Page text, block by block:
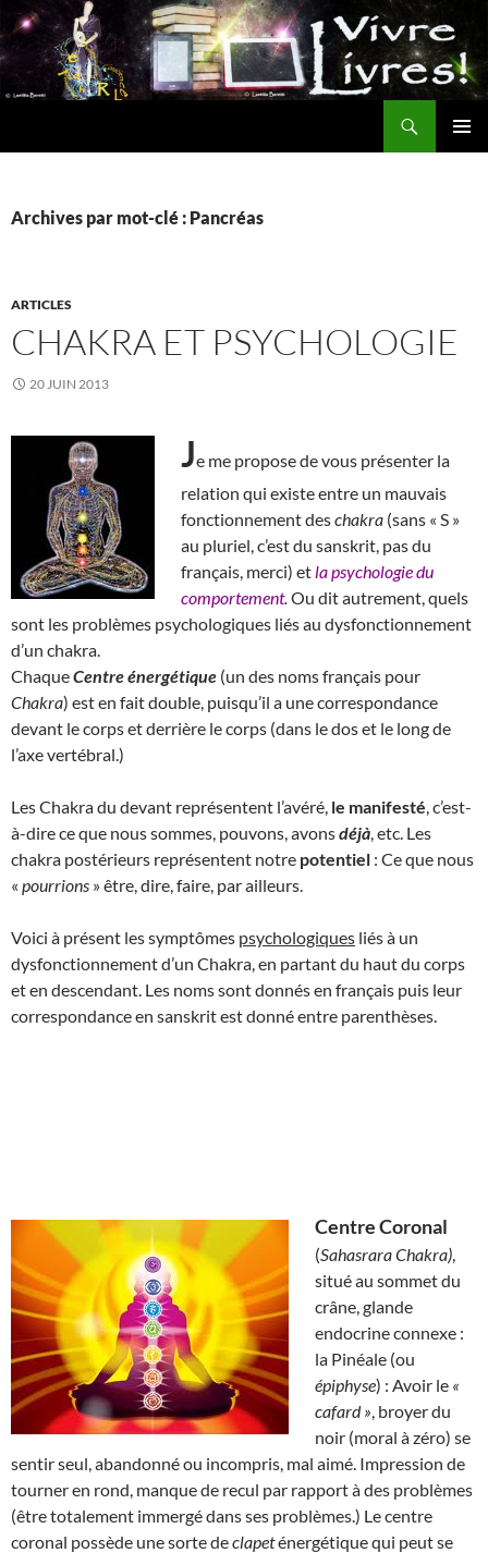
Aller
au
contenu
Archives par mot-clé : Pancréas
ARTICLES
CHAKRA ET PSYCHOLOGIE
20 JUIN 2013
Je me propose de vous présenter la
relation qui existe entre un mauvais
fonctionnement deschakra (sans « S »
au pluriel, c’est du sanskrit, pas du
français, merci) et la psychologie du
comportement. Ou dit autrement, quels
sont les problèmes psychologiques liés au dysfonctionnement
d’un chakra.
ChaqueCentre énergétique (un des noms français pour
Chakra) est en fait double, puisqu’il a une correspondance
devant le corps et derrière le corps (dans le dos et le long de
l’axe vertébral.)
Les Chakra du devant représentent l’avéré, le manifesté , c’est-
à-dire ce que nous sommes, pouvons, avonsdéjà , etc. Les
chakra postérieurs représentent notre potentiel : Ce que nous
« pourrions » être, dire, faire, par ailleurs.
Voici à présent les symptômes psychologiques liés à un
dysfonctionnement d’un Chakra, en partant du haut du corps
et en descendant. Les noms sont donnés en français puis leur
correspondance en sanskrit est donné entre parenthèses.
Centre Coronal
(Sahasrara Chakra)
situé au sommet du
crâne, glande
endocrine connexe :
la Pinéale (ou
épiphyse) : Avoir le «
cafard » , broyer du
noir (moral à zéro) se
sentir seul, abandonné ou incompris, mal aimé. Impression de
tourner en rond, manque de recul par rapport à des problèmes
(être totalement immergé dans ses problèmes.) Le centre
coronal possède une sorte declapeténergétique qui peut se